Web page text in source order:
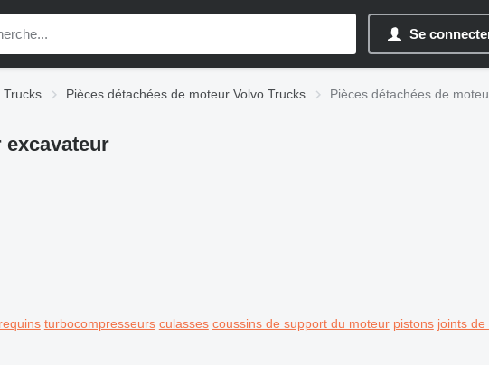
Se
Trucks Pièces détachées de moteur Volvo Trucks Pièces détachées de
excavateur
turbocompresseurs culasses coussins de support du moteur pistons joints de